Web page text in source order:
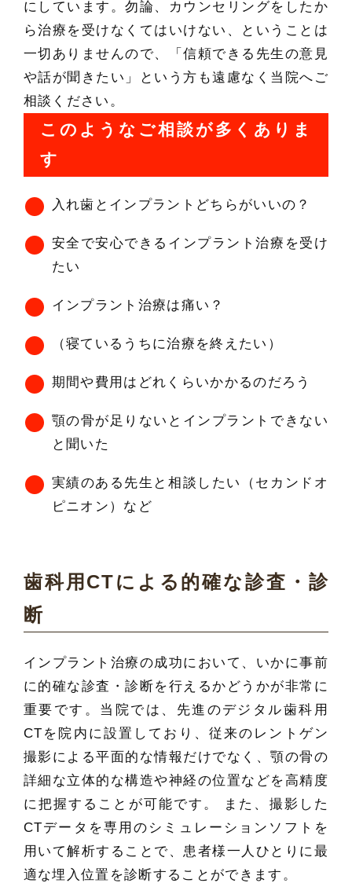
にしています。勿論、カウンセリングをしたか
ら治療を受けなくてはいけない、ということは
一切ありませんので、「信頼できる先生の意見
や話が聞きたい」という方も遠慮なく当院へご
相談ください。
このようなご相談が多くありま
す
入れ歯とインプラントどちらがいいの？
安全で安心できるインプラント治療を受け
たい
インプラント治療は痛い？
（寝ているうちに治療を終えたい）
期間や費用はどれくらいかかるのだろう
顎の骨が足りないとインプラントできない
と聞いた
実績のある先生と相談したい（セカンドオ
ピニオン）など
歯科用CTによる的確な診査・診
断
インプラント治療の成功において、いかに事前
に的確な診査・診断を行えるかどうかが非常に
重要です。当院では、先進のデジタル歯科用
CTを院内に設置しており、従来のレントゲン
撮影による平面的な情報だけでなく、顎の骨の
詳細な立体的な構造や神経の位置などを高精度
に把握することが可能です。 また、撮影した
CTデータを専用のシミュレーションソフトを
用いて解析することで、患者様一人ひとりに最
適な埋入位置を診断することができます。